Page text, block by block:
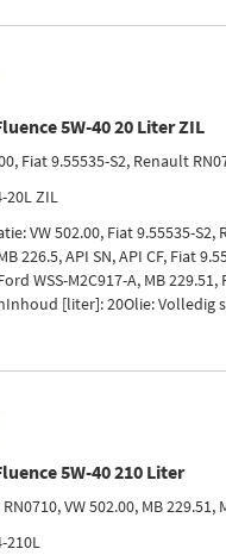
5W-40 20 Liter ZIL
Fiat 9.55535-S2, Renault
20L ZIL
VW 502.00, Fiat 9.55535-
226.5, API SN, API CF, Fiat
WSS-M2C917-A, MB
[liter]: 20Olie: Volledig
5W-40 210 Liter
VW 502.00, MB 229.51,
210L